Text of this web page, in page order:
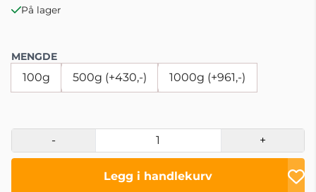
På lager
MENGDE
100g 500g (+430,-) 1000g (+961,-)
- +
Legg i handlekurv